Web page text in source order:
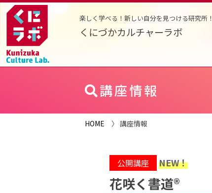
楽しく学べる！新しい自分を見つける研究所！
くにづかカルチャーラボ
講座情報
HOME 〉 講座情報
公開講座 NEW！
花咲く書道®